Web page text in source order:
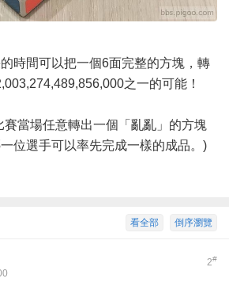
時間可以把一個6面完整的方塊，轉
之一的可能！
賽當場任意轉出一個「亂亂」的方塊
位選手可以率先完成一樣的成品。)
倒序瀏覽
看全部
2#